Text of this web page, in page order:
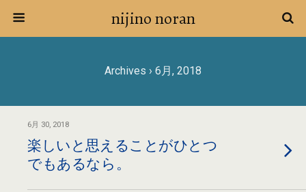
nijino noran
Archives › 6月, 2018
6月 30, 2018
楽しいと思えることがひとつ
でもあるなら。